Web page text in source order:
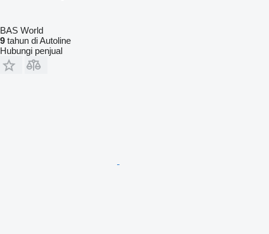
BAS World
9 tahun di Autoline
Hubungi penjual